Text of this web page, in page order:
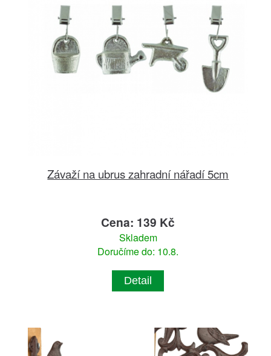
Závaží na ubrus zahradní nářadí 5cm
Cena: 139 Kč
Skladem
Doručíme do: 10.8.
Detail